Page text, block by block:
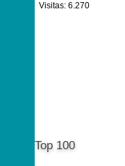
Visitas: 6.270
Top 100